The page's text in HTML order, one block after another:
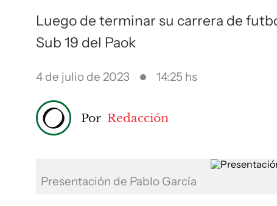
Luego de terminar su carrera de
Sub 19 del Paok
4 de julio de 2023 14:25 hs
Por Redacción
Presentación de Pablo García